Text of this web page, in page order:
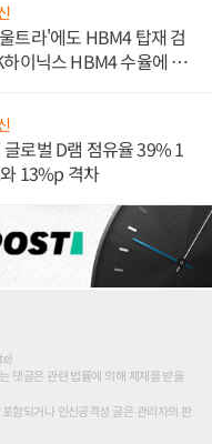
트라'에도 HBM4 탑재 검
하이닉스 HBM4 수율에 주
로벌 D램 점유율 39% 1
13%p 격차
댓글은 관련 법률에 의해 제재를 받을
함되거나 인신공격성 글은 관리자의 판